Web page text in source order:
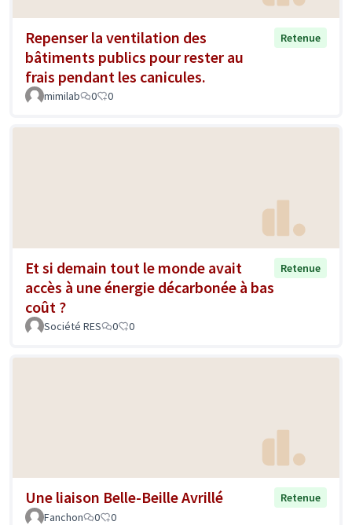
Repenser la ventilation des
bâtiments publics pour rester au
frais pendant les canicules.
Retenue
mimilab 0 0
Et si demain tout le monde avait
accès à une énergie décarbonée à bas
coût ?
Retenue
Société RES 0 0
Une liaison Belle-Beille Avrillé
Retenue
Fanchon
0 0